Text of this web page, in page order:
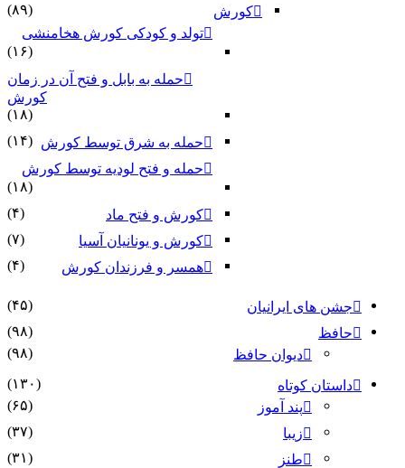
کورش
(۸۹)
تولد و کودکی کورش هخامنشی
(۱۶)
حمله به بابل و فتح آن در زمان
کورش
(۱۸)
حمله به شرق توسط کورش (۱۴)
حمله و فتح لودیه توسط کورش
(۱۸)
کورش و فتح ماد
(۴)
کورش و یونانیان آسیا
(۷)
همسر و فرزندان کورش
(۴)
جشن های ایرانیان
(۴۵)
حافظ
(۹۸)
دیوان حافظ
(۹۸)
داستان کوتاه
(۱۳۰)
پند آموز
(۶۵)
زیبا
(۳۷)
طنز
(۳۱)